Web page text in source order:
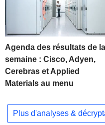
Agenda des résultats de la
semaine : Cisco, Adyen,
Cerebras et Applied
Materials au menu
Plus d'analyses &